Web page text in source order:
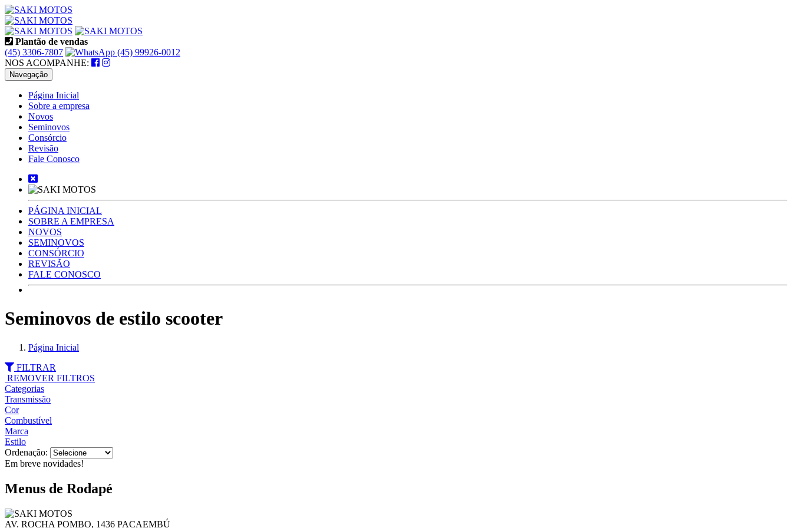
Plantão de vendas
(45) 3306-7807
(45) 99926-0012
NOS ACOMPANHE:
Navegação
Página Inicial
Sobre a empresa
Novos
Seminovos
Consórcio
Revisão
Fale Conosco
PÁGINA INICIAL
SOBRE A EMPRESA
NOVOS
SEMINOVOS
CONSÓRCIO
REVISÃO
FALE CONOSCO
Seminovos de estilo scooter
Página Inicial
FILTRAR
REMOVER FILTROS
Categorias
Transmissão
Cor
Combustível
Marca
Estilo
Ordenação:
Em breve novidades!
Menus de Rodapé
AV. ROCHA POMBO, 1436 PACAEMBÚ